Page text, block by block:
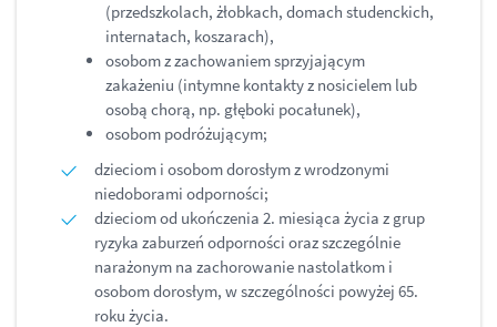
(przedszkolach, żłobkach, domach studenckich,
internatach, koszarach),
osobom z zachowaniem sprzyjającym
zakażeniu (intymne kontakty z nosicielem lub
osobą chorą, np. głęboki pocałunek),
osobom podróżującym;
dzieciom i osobom dorosłym z wrodzonymi
niedoborami odporności;
dzieciom od ukończenia 2. miesiąca życia z grup
ryzyka zaburzeń odporności oraz szczególnie
narażonym na zachorowanie nastolatkom i
osobom dorosłym, w szczególności powyżej 65.
roku życia.